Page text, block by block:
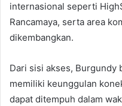
internasional seperti
Rancamaya, serta area
dikembangkan.
Dari sisi akses, Burgundy
memiliki keunggulan
dapat ditempuh dalam